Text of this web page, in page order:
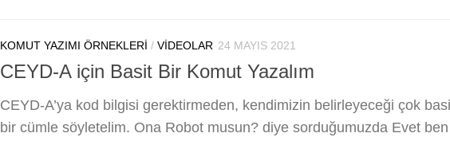
KOMUT YAZIMI ÖRNEKLERI / VIDEOLAR 24 MAYIS 2021
CEYD-A için Basit Bir Komut Yazalım
CEYD-A’ya kod bilgisi gerektirmeden, kendimizin belirleyeceği çok
bir cümle söyletelim. Ona Robot musun? diye sorduğumuzda Evet ben